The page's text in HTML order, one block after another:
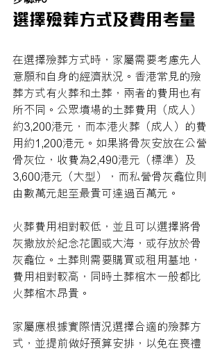
選擇殮葬方式及費用考量
在選擇殮葬方式時，家屬需要考慮先人
意願和自身的經濟狀況。香港常見的殮
葬方式有火葬和土葬，兩者的費用也有
所不同。公眾墳場的土葬費用（成人）
約3,200港元，而本港火葬（成人）的費
用約1,200港元。如果將骨灰安放在公營
骨灰位，收費為2,490港元（標準）及
3,600港元（大型），而私營骨灰龕位則
由數萬元起至最貴可達過百萬元。
火葬費用相對較低，並且可以選擇將骨
灰撒放於紀念花園或大海，或存放於骨
灰龕位。土葬則需要購買或租用墓地，
費用相對較高，同時土葬棺木一般都比
火葬棺木昂貴。
家屬應根據實際情況選擇合適的殮葬方
式，並提前做好預算安排，以免在喪禮